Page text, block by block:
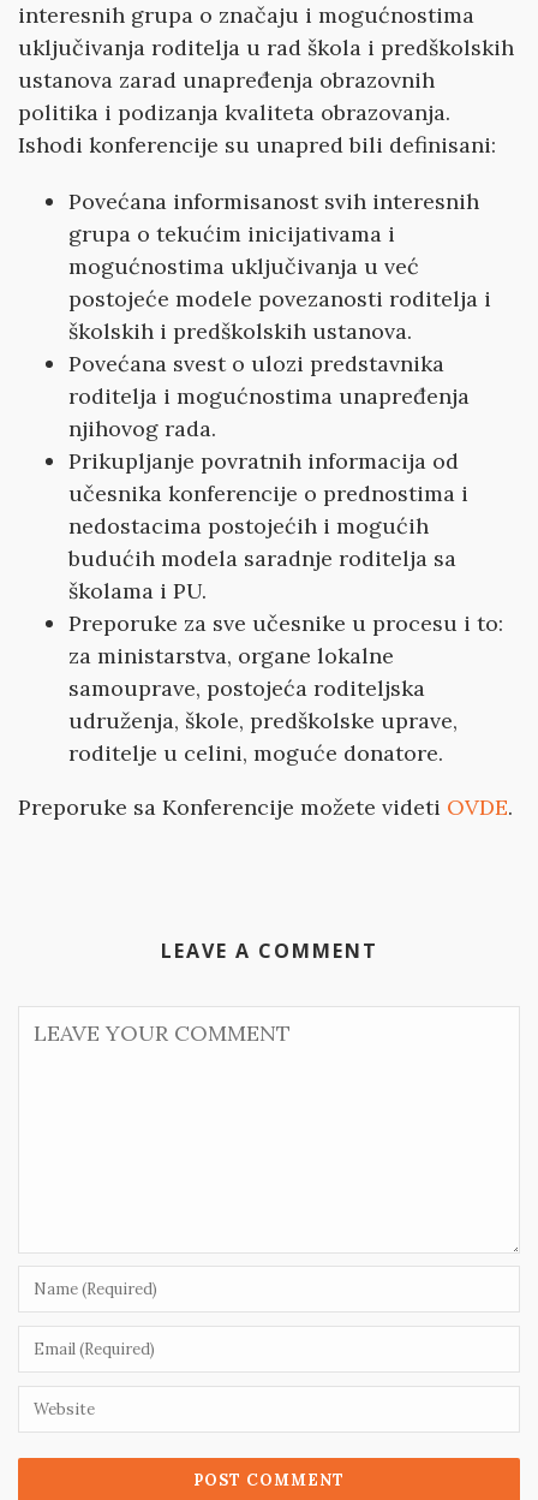
interesnih grupa o značaju i mogućnostima
uklјučivanja roditelјa u rad škola i predškolskih
ustanova zarad unapređenja obrazovnih
politika i podizanja kvaliteta obrazovanja.
Ishodi konferencije su unapred bili definisani:
Povećana informisanost svih interesnih
grupa o tekućim inicijativama i
mogućnostima uklјučivanja u već
postojeće modele povezanosti roditelјa i
školskih i predškolskih ustanova.
Povećana svest o ulozi predstavnika
roditelјa i mogućnostima unapređenja
njihovog rada.
Prikuplјanje povratnih informacija od
učesnika konferencije o prednostima i
nedostacima postojećih i mogućih
budućih modela saradnje roditelјa sa
školama i PU.
Preporuke za sve učesnike u procesu i to:
za ministarstva, organe lokalne
samouprave, postojeća roditelјska
udruženja, škole, predškolske uprave,
roditelјe u celini, moguće donatore.
Preporuke sa Konferencije možete videti OVDE.
LEAVE A COMMENT